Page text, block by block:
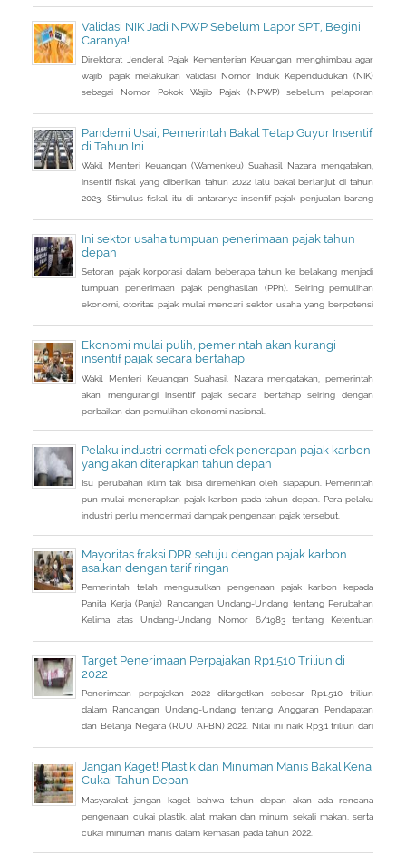
total target yang baru terintegrasi. Melalui integrasi, nantinya
pelayanan dapat lebih
Validasi NIK Jadi NPWP Sebelum Lapor SPT, Begini
Caranya!
Direktorat Jenderal Pajak Kementerian Keuangan menghimbau agar
wajib pajak melakukan validasi Nomor Induk Kependudukan (NIK)
sebagai Nomor Pokok Wajib Pajak (NPWP) sebelum pelaporan
112/PMK.03/2022. Dalam PMK yang menjadi aturan turunan Peraturan
Pandemi Usai, Pemerintah Bakal Tetap Guyur Insentif
di Tahun Ini
Wakil Menteri Keuangan (Wamenkeu) Suahasil Nazara mengatakan,
insentif fiskal yang diberikan tahun 2022 lalu bakal berlanjut di tahun
2023. Stimulus fiskal itu di antaranya insentif pajak penjualan barang
(PPN DTP) untuk sektor properti.
Ini sektor usaha tumpuan penerimaan pajak tahun
depan
Setoran pajak korporasi dalam beberapa tahun ke belakang menjadi
tumpuan penerimaan pajak penghasilan (PPh). Seiring pemulihan
ekonomi, otoritas pajak mulai mencari sektor usaha yang berpotensi
Ekonomi mulai pulih, pemerintah akan kurangi
insentif pajak secara bertahap
Wakil Menteri Keuangan Suahasil Nazara mengatakan, pemerintah
akan mengurangi insentif pajak secara bertahap seiring dengan
perbaikan dan pemulihan ekonomi nasional.
Pelaku industri cermati efek penerapan pajak karbon
yang akan diterapkan tahun depan
Isu perubahan iklim tak bisa diremehkan oleh siapapun. Pemerintah
pun mulai menerapkan pajak karbon pada tahun depan. Para pelaku
industri perlu mencermati dampak pengenaan pajak tersebut.
Mayoritas fraksi DPR setuju dengan pajak karbon
asalkan dengan tarif ringan
Pemerintah telah mengusulkan pengenaan pajak karbon kepada
Panita Kerja (Panja) Rancangan Undang-Undang tentang Perubahan
Kelima atas Undang-Undang Nomor 6/1983 tentang Ketentuan
Target Penerimaan Perpajakan Rp1.510 Triliun di
2022
Penerimaan perpajakan 2022 ditargetkan sebesar Rp1.510 triliun
dalam Rancangan Undang-Undang tentang Anggaran Pendapatan
dan Belanja Negara (RUU APBN) 2022. Nilai ini naik Rp3,1 triliun dari
pada 16 Agustus 2021.
Jangan Kaget! Plastik dan Minuman Manis Bakal Kena
Cukai Tahun Depan
Masyarakat jangan kaget bahwa tahun depan akan ada rencana
pengenaan cukai plastik, alat makan dan minum sekali makan, serta
cukai minuman manis dalam kemasan pada tahun 2022.